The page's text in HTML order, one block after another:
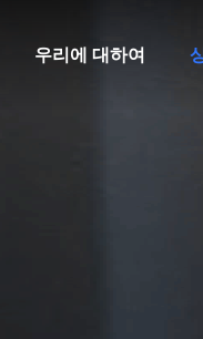
우리에 대하여